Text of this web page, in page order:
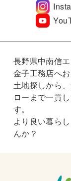
長野県中南信
金子工務店へお
土地探しから
ローまで一貫
す。
より良い暮ら
んか？